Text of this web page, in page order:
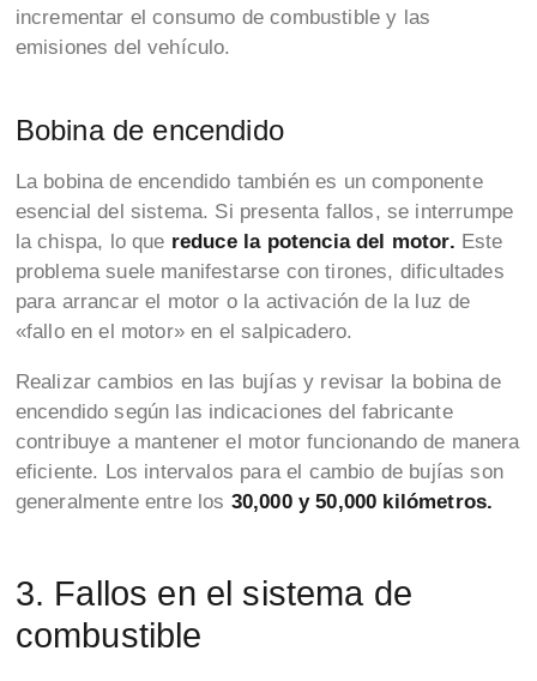
incrementar el consumo de combustible y las
emisiones del vehículo.
Bobina de encendido
La bobina de encendido también es un componente
esencial del sistema. Si presenta fallos, se interrumpe
la chispa, lo que reduce la potencia del motor. Este
problema suele manifestarse con tirones, dificultades
para arrancar el motor o la activación de la luz de
«fallo en el motor» en el salpicadero.
Realizar cambios en las bujías y revisar la bobina de
encendido según las indicaciones del fabricante
contribuye a mantener el motor funcionando de manera
eficiente. Los intervalos para el cambio de bujías son
generalmente entre los 30,000 y 50,000 kilómetros.
3. Fallos en el sistema de
combustible